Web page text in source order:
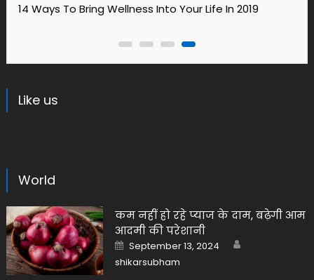
How to care your hair? Expert advice
Like us
World
कम नहीं हो रहे प्याज के दाम, बढ़ेगी आम
आदमी की परेशानी
Posted
on
September 13, 2024
shikarsubham